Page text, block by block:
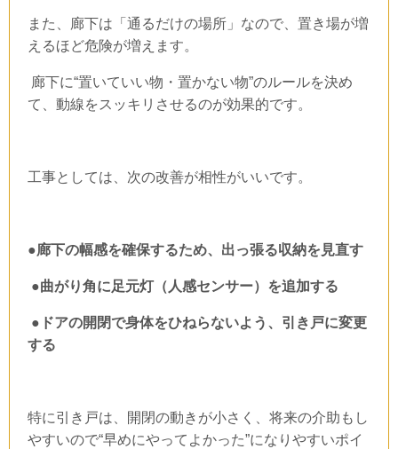
また、廊下は「通るだけの場所」なので、置き場が増
えるほど危険が増えます。
廊下に“置いていい物・置かない物”のルールを決め
て、動線をスッキリさせるのが効果的です。
工事としては、次の改善が相性がいいです。
●廊下の幅感を確保するため、出っ張る収納を見直す
●曲がり角に足元灯（人感センサー）を追加する
●ドアの開閉で身体をひねらないよう、引き戸に変更
する
特に引き戸は、開閉の動きが小さく、将来の介助もし
やすいので“早めにやってよかった”になりやすいポイ